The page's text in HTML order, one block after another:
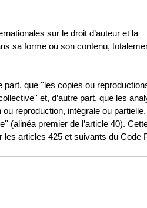
sur le droit d’auteur et la
sa forme ou son contenu,
part, que ''les copies ou
et, d’autre part, que les
reproduction, intégrale ou
(alinéa premier de l’article 40).
articles 425 et suivants du Code